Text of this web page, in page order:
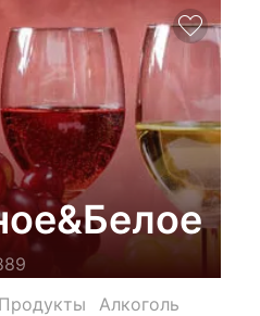
Продукты
Алкоголь